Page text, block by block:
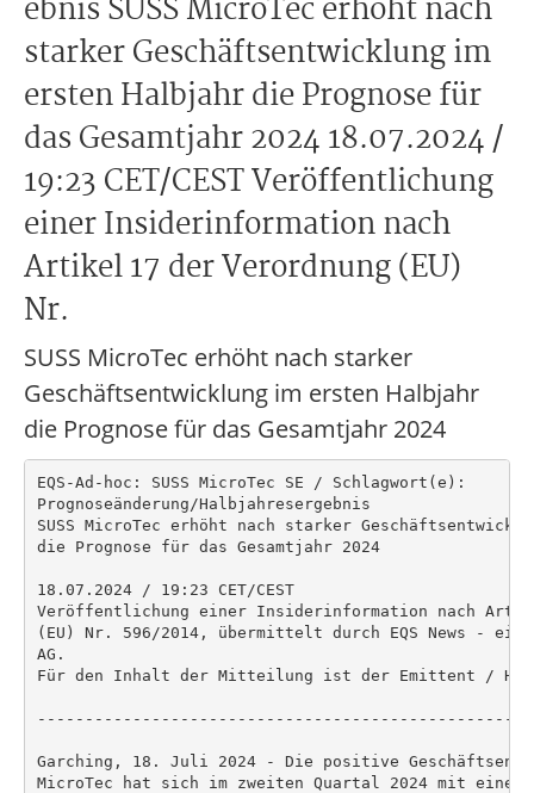
ebnis SUSS MicroTec erhöht nach
starker Geschäftsentwicklung im
ersten Halbjahr die Prognose für
das Gesamtjahr 2024 18.07.2024 /
19:23 CET/CEST Veröffentlichung
einer Insiderinformation nach
Artikel 17 der Verordnung (EU)
Nr.
SUSS MicroTec erhöht nach starker
Geschäftsentwicklung im ersten Halbjahr
die Prognose für das Gesamtjahr 2024
EQS-Ad-hoc: SUSS MicroTec SE / Schlagwort(e):
Prognoseänderung/Halbjahresergebnis
SUSS MicroTec erhöht nach starker
die Prognose für das Gesamtjahr 2024
18.07.2024 / 19:23 CET/CEST
Veröffentlichung einer Insiderinformation nach
(EU) Nr. 596/2014, übermittelt durch EQS News - ein
AG.
Für den Inhalt der Mitteilung ist der Emittent /
Garching, 18. Juli 2024 - Die positive
MicroTec hat sich im zweiten Quartal 2024 mit einem